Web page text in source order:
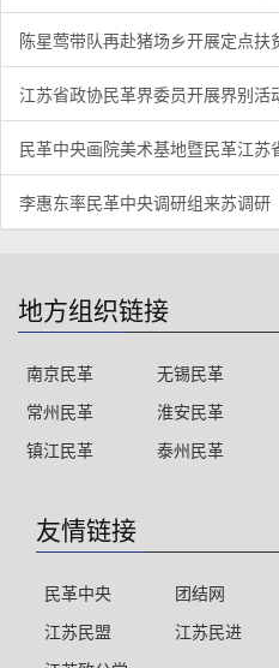
陈星莺带队再赴猪场乡开展定点扶
江苏省政协民革界委员开展界别活
民革中央画院美术基地暨民革江苏
李惠东率民革中央调研组来苏调研
地方组织链接
南京民革 无锡民革
常州民革
淮安民革
镇江民革
泰州民革
友情链接
民革中央 团结网
江苏民盟
江苏民进